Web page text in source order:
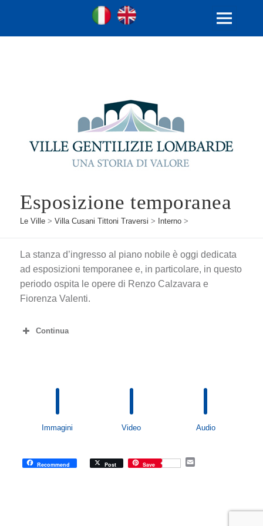
Ville Gentilizie Lombarde
Ita
MENU
Esposizione temporanea
Le Ville >Villa Cusani Tittoni Traversi > Interno >
La stanza d’ingresso al piano nobile è oggi dedicata
ad esposizioni temporanee e, in particolare, in questo
periodo ospita le opere di Renzo Calzavara e
Fiorenza Valenti.
Continua
Immagini Video Audio
Recommend Post Save